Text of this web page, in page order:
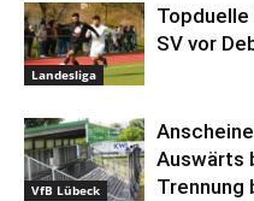
Landesliga
SV vor
VfB Lübeck
Auswärts
Trennung